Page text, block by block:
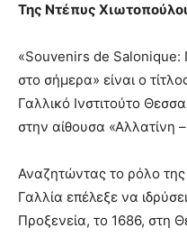
Της Ντέπυς
«Souvenirs de Salonique:
στο σήμερα» είναι ο
Γαλλικό Ινστιτούτο
στην αίθουσα «Αλλατίνη
Αναζητώντας το ρόλο της
Γαλλία επέλεξε να
Προξενεία, το 1686, στη